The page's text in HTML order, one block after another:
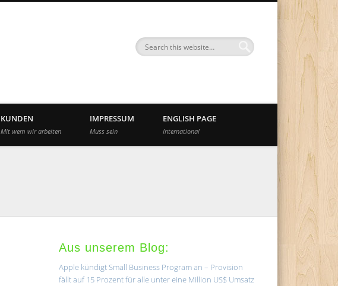
KUNDEN
Mit wem wir arbeiten
IMPRESSUM
Muss sein
ENGLISH PAGE
International
Aus unserem Blog:
Apple kündigt Small Business Program an – Provision
fällt auf 15 Prozent für alle unter eine Million US$ Umsatz